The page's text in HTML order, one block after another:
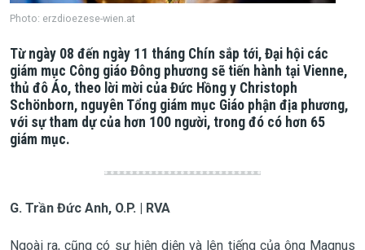
Photo: erzdioezese-wien.at
Từ ngày 08 đến ngày 11 tháng Chín sắp tới, Đại hội các
giám mục Công giáo Đông phương sẽ tiến hành tại Vienne,
thủ đô Áo, theo lời mời của Đức Hồng y Christoph
Schönborn, nguyên Tổng giám mục Giáo phận địa phương,
với sự tham dự của hơn 100 người, trong đó có hơn 65
giám mục.
G. Trần Đức Anh, O.P. | RVA
Ngoài ra, cũng có sự hiện diện và lên tiếng của ông Magnus